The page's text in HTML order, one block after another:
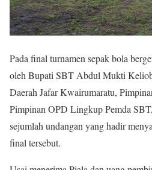
Pada final turnamen sepak bola
oleh Bupati SBT Abdul Mukti
Daerah Jafar Kwairumaratu,
Pimpinan OPD Lingkup Pemda
sejumlah undangan yang hadir
final tersebut.